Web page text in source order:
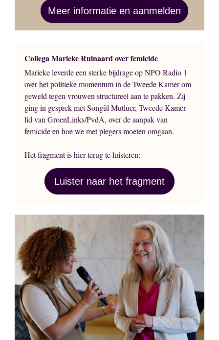
Meer informatie en aanmelden
Collega Marieke Ruinaard over femicide
Marieke leverde een sterke bijdrage op NPO Radio 1
over het politieke momentum in de Tweede Kamer om
geweld tegen vrouwen structureel aan te pakken. Zij
ging in gesprek met Songül Mutluer, Tweede Kamer
lid van GroenLinks/PvdA, over de aanpak van
femicide en hoe we met plegers moeten omgaan.
Het fragment is hier terug te luisteren:
Luister naar het fragment